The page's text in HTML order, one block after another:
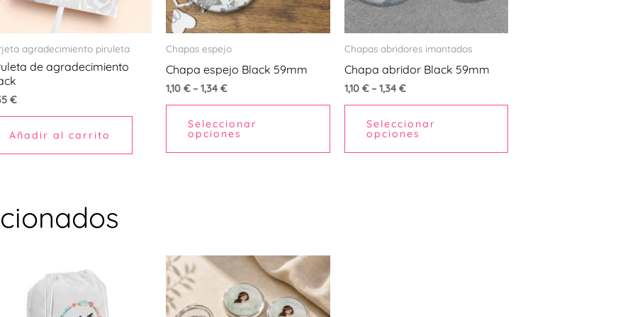
agradecimiento piruleta
de agradecimiento
€
Añadir al carrito
Chapas espejo
Chapa espejo Black 59mm
1,10 €– 1,34 €
Seleccionar
opciones
se
pueden
elegir
producto
Chapas abridores imantados
Chapa abridor Black 59mm
1,10 €– 1,34 €
Seleccionar
opciones
pueden
producto